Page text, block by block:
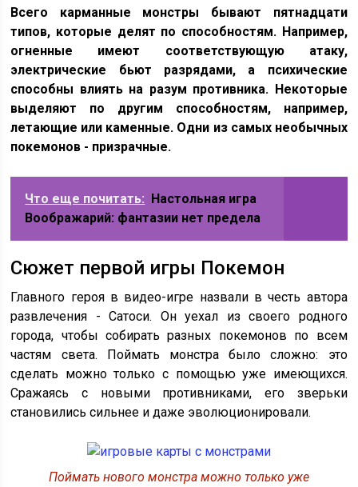
Всего карманные монстры бывают пятнадцати
типов, которые делят по способностям. Например,
огненные имеют соответствующую атаку,
электрические бьют разрядами, а психические
способны влиять на разум противника. Некоторые
выделяют по другим способностям, например,
летающие или каменные. Одни из самых необычных
покемонов - призрачные.
Что еще почитать: Настольная игра
Воображарий: фантазии нет предела
Сюжет первой игры Покемон
Главного героя в видео-игре назвали в честь автора
развлечения - Сатоси. Он уехал из своего родного
города, чтобы собирать разных покемонов по всем
частям света. Поймать монстра было сложно: это
сделать можно только с помощью уже имеющихся.
Сражаясь с новыми противниками, его зверьки
становились сильнее и даже эволюционировали.
Поймать нового монстра можно только уже